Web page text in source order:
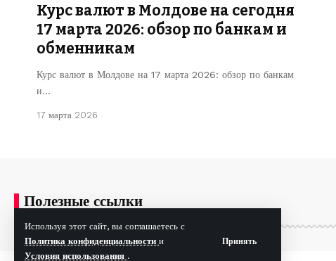
Используя этот сайт, вы соглашаетесь с
Политика конфиденциальности и
Условия использования .
Принять
Курс валют в Молдове на сегодня
17 марта 2026: обзор по банкам и
обменникам
Курс валют в Молдове на 17 марта 2026: обзор по банкам
и…
17 марта 2026
Полезные ссылки